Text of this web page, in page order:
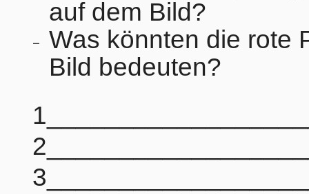
auf dem Bild?
Was könnten die rote
Bild bedeuten?